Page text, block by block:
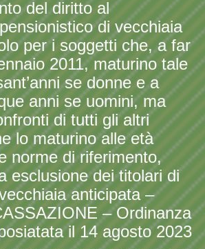
del diritto al
di vecchiaia
per i soggetti che, a far
2011, maturino tale
se donne e a
anni se uomini, ma
di tutti gli altri
lo maturino alle età
norme di riferimento,
esclusione dei titolari di
anticipata –
– Ordinanza
il 14 agosto 2023